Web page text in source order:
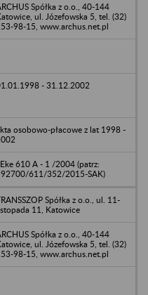
Spółka z o.o., 40-144
ul. Józefowska 5, tel. (32)
98-15, www.archus.net.pl
- 31.12.2002
osobowo-płacowe z lat 1998 -
610 A - 1 /2004 (patrz:
611/352/2015-SAK)
Spółka z o.o., ul. 11-
11, Katowice
Spółka z o.o., 40-144
ul. Józefowska 5, tel. (32)
98-15, www.archus.net.pl